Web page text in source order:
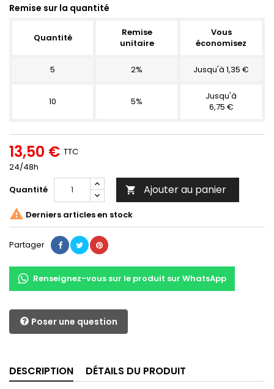
Remise sur la quantité
Quantité
Remise
unitaire
Vous
économisez
5 2% Jusqu'à 1,35 €
10 5%
Jusqu'à
6,75 €
13,50 € TTC
24/48h
Quantité
 Ajouter au panier
 Derniers articles en stock
Partager
Renseignez-vous sur le produit sur WhatsApp
Poser une question
DESCRIPTION DÉTAILS DU PRODUIT